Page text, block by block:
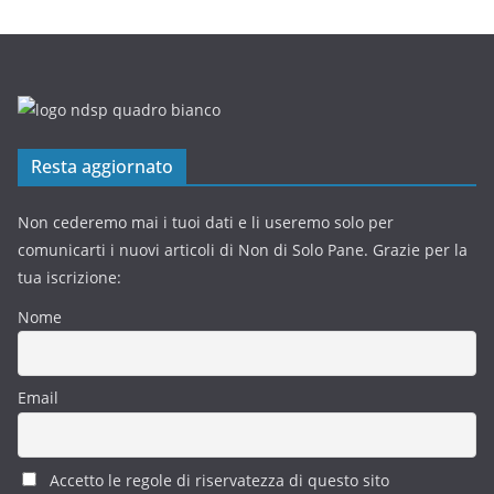
Resta aggiornato
Non cederemo mai i tuoi dati e li useremo solo per
comunicarti i nuovi articoli di Non di Solo Pane. Grazie per la
tua iscrizione:
Nome
Email
Accetto le regole di riservatezza di questo sito